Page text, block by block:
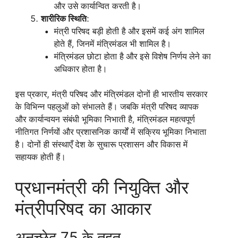
और उसे कार्यान्वित करती है।
शारीरिक स्थिति:
मंत्री परिषद बड़ी होती है और इसमें कई अंग शामिल
होते हैं, जिनमें मंत्रिमंडल भी शामिल है।
मंत्रिमंडल छोटा होता है और इसे विशेष निर्णय लेने का
अधिकार होता है।
इस प्रकार, मंत्री परिषद और मंत्रिमंडल दोनों ही भारतीय सरकार
के विभिन्न पहलुओं को संभालते हैं। जबकि मंत्री परिषद व्यापक
और कार्यान्वयन संबंधी भूमिका निभाती है, मंत्रिमंडल महत्वपूर्ण
नीतिगत निर्णयों और प्रशासनिक कार्यों में सक्रिय भूमिका निभाता
है। दोनों ही संस्थाएँ देश के सुचारू प्रशासन और विकास में
सहायक होती हैं।
प्रधानमंत्री की नियुक्ति और
मंत्रीपरिषद का आकार